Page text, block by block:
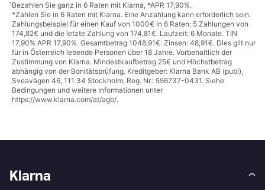
¹Bezahlen Sie ganz in 6 Raten mit Klarna, *APR 17,90%.
*Zahlen Sie in 6 Raten mit Klarna. Eine Anzahlung kann erforderlich sein.
Zahlungsbeispiel für einen Kauf von 1000€ in 6 Raten: 5 Zahlungen von
174,82€ und die letzte Zahlung von 174,81€. Laufzeit: 6 Monate. TIN
17,90% APR 17,90%. Gesamtbetrag 1048,91€. Zinsen: 48,91€. Dies gilt nur
für in Österreich lebende Personen über 18 Jahre. Vorbehaltlich der
Zustimmung von Klarna. Mindestkaufbetrag 25€ und Höchstbetrag
abhängig von der Bonitätsprüfung. Kreditgeber: Klarna Bank AB (publ),
Sveavägen 46, 111 34 Stockholm, Reg. Nr.: 556737-0431. Siehe
Bedingungen und weitere Informationen unter
https://www.klarna.com/at/agb/.
Klarna